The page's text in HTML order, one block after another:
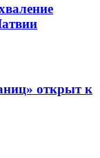
открыт к